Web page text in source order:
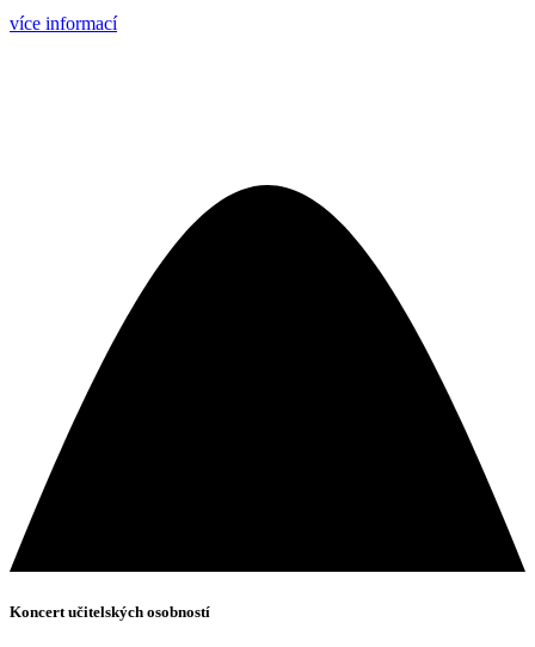
více informací
Koncert učitelských osobností